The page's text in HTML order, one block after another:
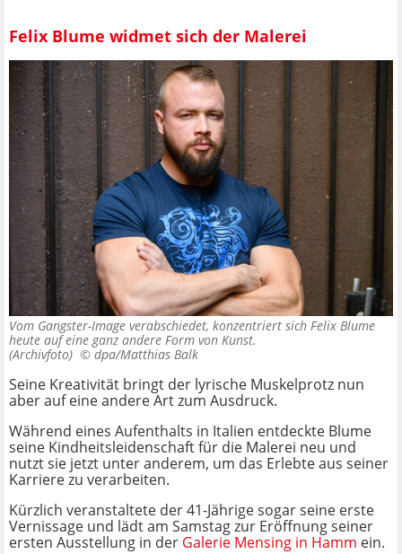
Felix Blume widmet sich der Malerei
Vom Gangster-Image verabschiedet, konzentriert sich Felix Blume
heute auf eine ganz andere Form von Kunst.
(Archivfoto) © dpa/Matthias Balk
Seine Kreativität bringt der lyrische Muskelprotz nun
aber auf eine andere Art zum Ausdruck.
Während eines Aufenthalts in Italien entdeckte Blume
seine Kindheitsleidenschaft für die Malerei neu und
nutzt sie jetzt unter anderem, um das Erlebte aus seiner
Karriere zu verarbeiten.
Kürzlich veranstaltete der 41-Jährige sogar seine erste
Vernissage und lädt am Samstag zur Eröffnung seiner
ersten Ausstellung in der Galerie Mensing in Hamm ein.